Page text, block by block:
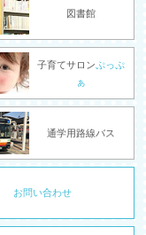
図書館
子育てサロンぷっぷ
ぁ
通学用路線バス
お問い合わせ